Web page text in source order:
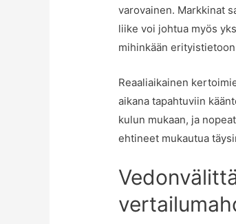
varovainen. Markkinat
liike voi johtua myös
mihinkään
Reaaliaikainen
aikana tapahtuviin
kulun mukaan, ja
ehtineet mukautua